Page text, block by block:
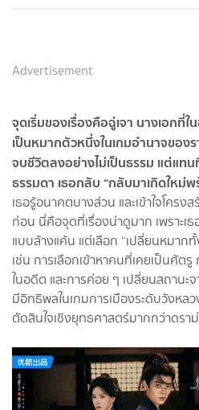
Advertisement
จุดเริ่มของเรื่องคือฉู่เจา นางเอกที่
เป็นหมากตัวหนึ่งในเกมอำนาจของ
จบชีวิตลงอย่างไม่เป็นธรรม แต่แท
ธรรมดา เธอกลับ “กลับมาเกิดใหม่
เธอรู้อนาคตบางส่วน และเข้าใจโครง
ก่อน นี่คือจุดที่เรื่องน่าดูมาก เพราะเธ
แบบล้างแค้น แต่เลือก “เปลี่ยนหมาก
เช่น การเลือกเข้าหาคนที่เคยเป็นศัต
ในอดีต และการค่อย ๆ เปลี่ยนสถาน
มีอิทธิพลในเกมการเมืองระดับวังหล
ตัดสินใจเชิงยุทธศาสตร์มากกว่าดร